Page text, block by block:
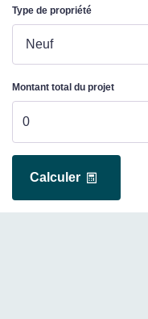
Type de propriété
Montant total du projet
Calculer